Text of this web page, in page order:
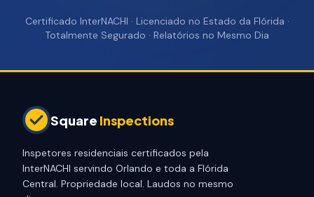
Certificado InterNACHI · Licenciado no Estado da Flórida ·
Totalmente Segurado · Relatórios no Mesmo Dia
Square Inspections
Inspetores residenciais certificados pela
InterNACHI servindo Orlando e toda a Flórida
Central. Propriedade local. Laudos no mesmo